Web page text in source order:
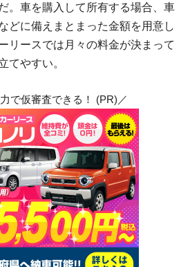
。車を購入して所有する場合、車
どに備えまとまった金額を用意し
リースでは月々の料金が決まって
てやすい。
で仮審査できる！ (PR)／